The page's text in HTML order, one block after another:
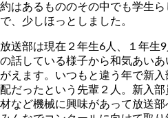
約はあるもののその中でも学生
で、少しほっとしました。
放送部は現在２年生6人、１年生
の話している様子から和気あい
がえます。いつもと違う年で新
配だったという先輩２人。新入
材など機械に興味があって放送部